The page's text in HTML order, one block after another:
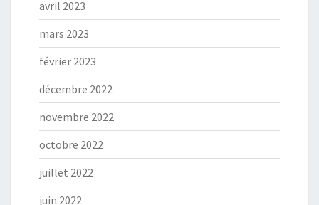
avril 2023
mars 2023
février 2023
décembre 2022
novembre 2022
octobre 2022
juillet 2022
juin 2022